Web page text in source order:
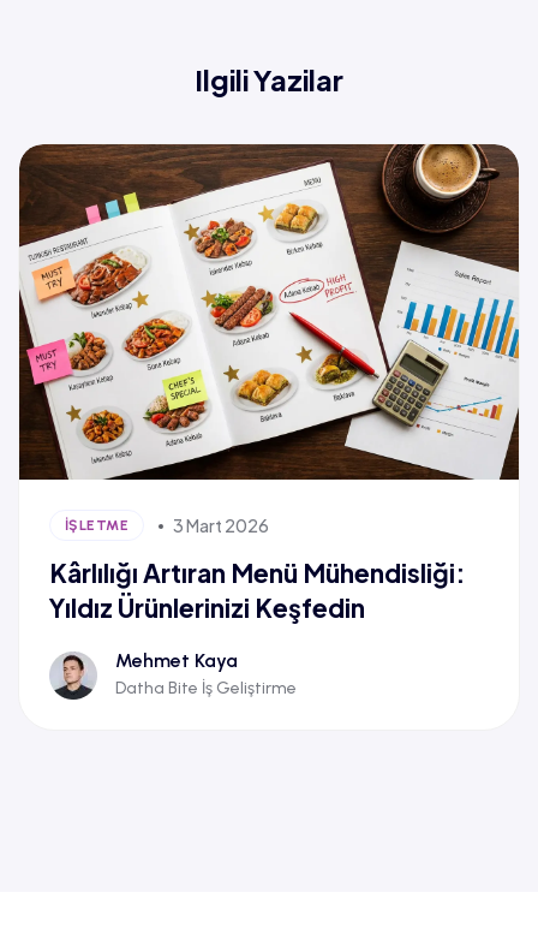
Ilgili Yazilar
İŞLETME 3 Mart 2026
Kârlılığı Artıran Menü Mühendisliği:
Yıldız Ürünlerinizi Keşfedin
Mehmet Kaya
Datha Bite İş Geliştirme